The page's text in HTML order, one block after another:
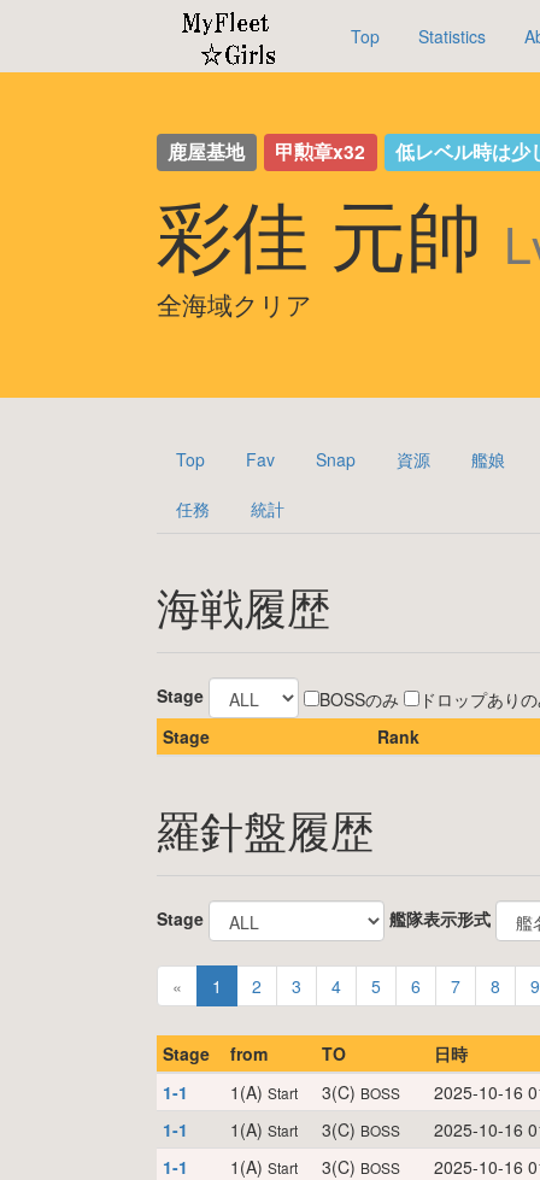
Top Statistics
鹿屋基地 甲勲章x32 低レベル時は
彩佳 元帥
全海域クリア
Top Fav Snap 資源 艦娘
任務 統計
海戦履歴
Stage BOSSのみ
ドロップあり
Stage
Rank
羅針盤履歴
Stage 艦隊表示形式
« 1 2 3 4 5 6 7 8 9
Stage from TO
日時
1-1
1(A) Start 3(C) BOSS
2025-10-16
1-1
1(A) Start 3(C) BOSS
2025-10-16
1-1
1(A) Start 3(C) BOSS
2025-10-16